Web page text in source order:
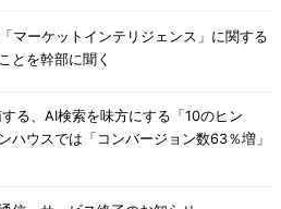
マーケットインテリジェンス」に関する
とを幹部に聞く
る、AI検索を味方にする「10のヒン
ハウスでは「コンバージョン数63％増」